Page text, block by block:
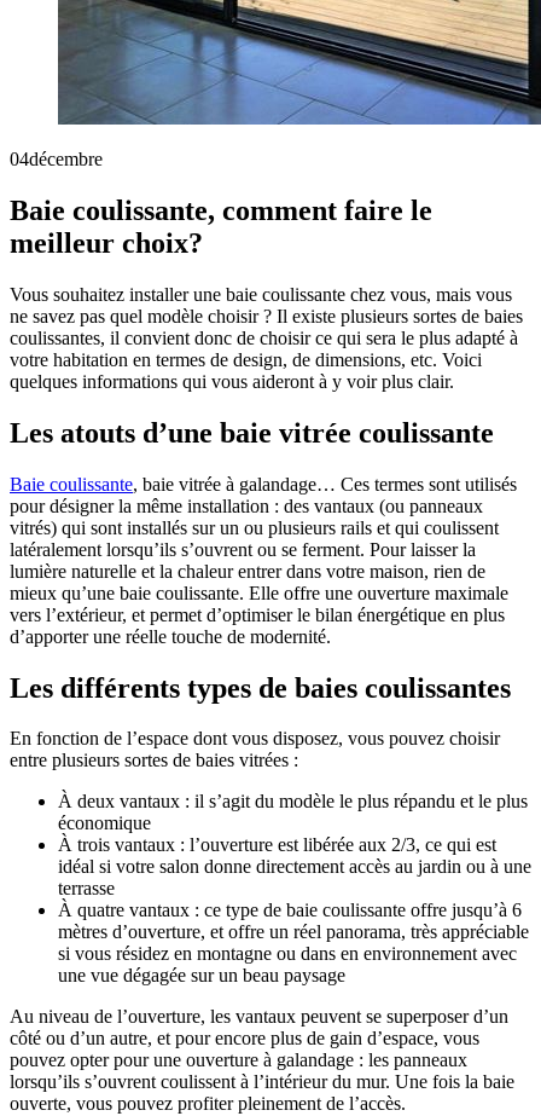
04décembre
Baie coulissante, comment faire le
meilleur choix?
Vous souhaitez installer une baie coulissante chez vous, mais vous
ne savez pas quel modèle choisir ? Il existe plusieurs sortes de baies
coulissantes, il convient donc de choisir ce qui sera le plus adapté à
votre habitation en termes de design, de dimensions, etc. Voici
quelques informations qui vous aideront à y voir plus clair.
Les atouts d’une baie vitrée coulissante
Baie coulissante, baie vitrée à galandage… Ces termes sont utilisés
pour désigner la même installation : des vantaux (ou panneaux
vitrés) qui sont installés sur un ou plusieurs rails et qui coulissent
latéralement lorsqu’ils s’ouvrent ou se ferment. Pour laisser la
lumière naturelle et la chaleur entrer dans votre maison, rien de
mieux qu’une baie coulissante. Elle offre une ouverture maximale
vers l’extérieur, et permet d’optimiser le bilan énergétique en plus
d’apporter une réelle touche de modernité.
Les différents types de baies coulissantes
En fonction de l’espace dont vous disposez, vous pouvez choisir
entre plusieurs sortes de baies vitrées :
À deux vantaux : il s’agit du modèle le plus répandu et le plus
économique
À trois vantaux : l’ouverture est libérée aux 2/3, ce qui est
idéal si votre salon donne directement accès au jardin ou à une
terrasse
À quatre vantaux : ce type de baie coulissante offre jusqu’à 6
mètres d’ouverture, et offre un réel panorama, très appréciable
si vous résidez en montagne ou dans en environnement avec
une vue dégagée sur un beau paysage
Au niveau de l’ouverture, les vantaux peuvent se superposer d’un
côté ou d’un autre, et pour encore plus de gain d’espace, vous
pouvez opter pour une ouverture à galandage : les panneaux
lorsqu’ils s’ouvrent coulissent à l’intérieur du mur. Une fois la baie
ouverte, vous pouvez profiter pleinement de l’accès.